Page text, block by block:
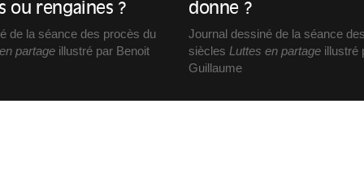
ou rengaines ?
de la séance des procès du
partage illustré par Benoit
et Seumboy Vrainom :€
donne ?
Journal dessiné de la séance
siècles Luttes en partage illustré
Guillaume
Suissa (délégué général de